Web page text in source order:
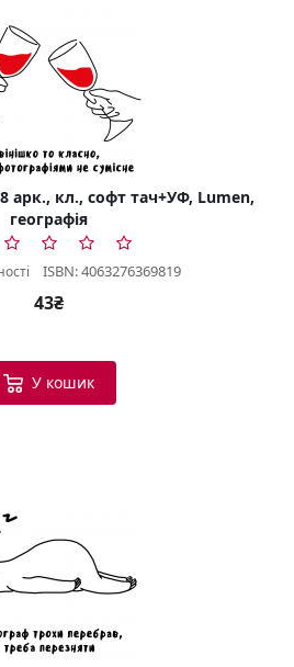
арк., кл., софт тач+УФ, Lumen,
географія
ISBN: 4063276369819
43₴
У кошик